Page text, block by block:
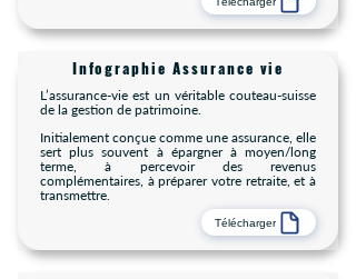
Infographie Assurance vie
L’assurance-vie est un véritable couteau-suisse
de la gestion de patrimoine.
Initialement conçue comme une assurance, elle
sert plus souvent à épargner à moyen/long
terme, à percevoir des revenus
complémentaires, à préparer votre retraite, et à
transmettre.
Télécharger